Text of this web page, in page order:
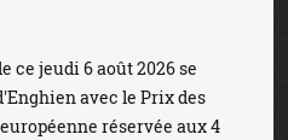
ce jeudi 6 août 2026 se
avec le Prix des
réservée aux 4